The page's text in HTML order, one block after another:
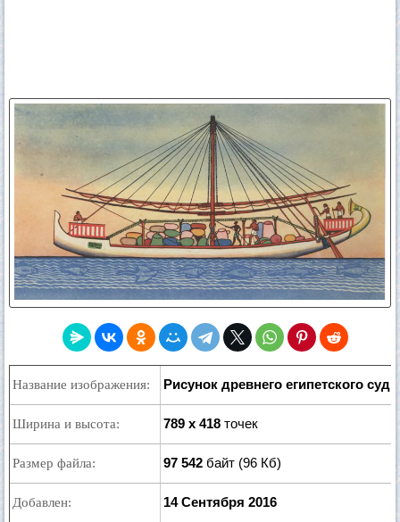
Название изображения: Рисунок древнего египетского
Ширина и высота: 789 x 418 точек
Размер файла: 97 542 байт (96 Кб)
Добавлен: 14 Сентября 2016